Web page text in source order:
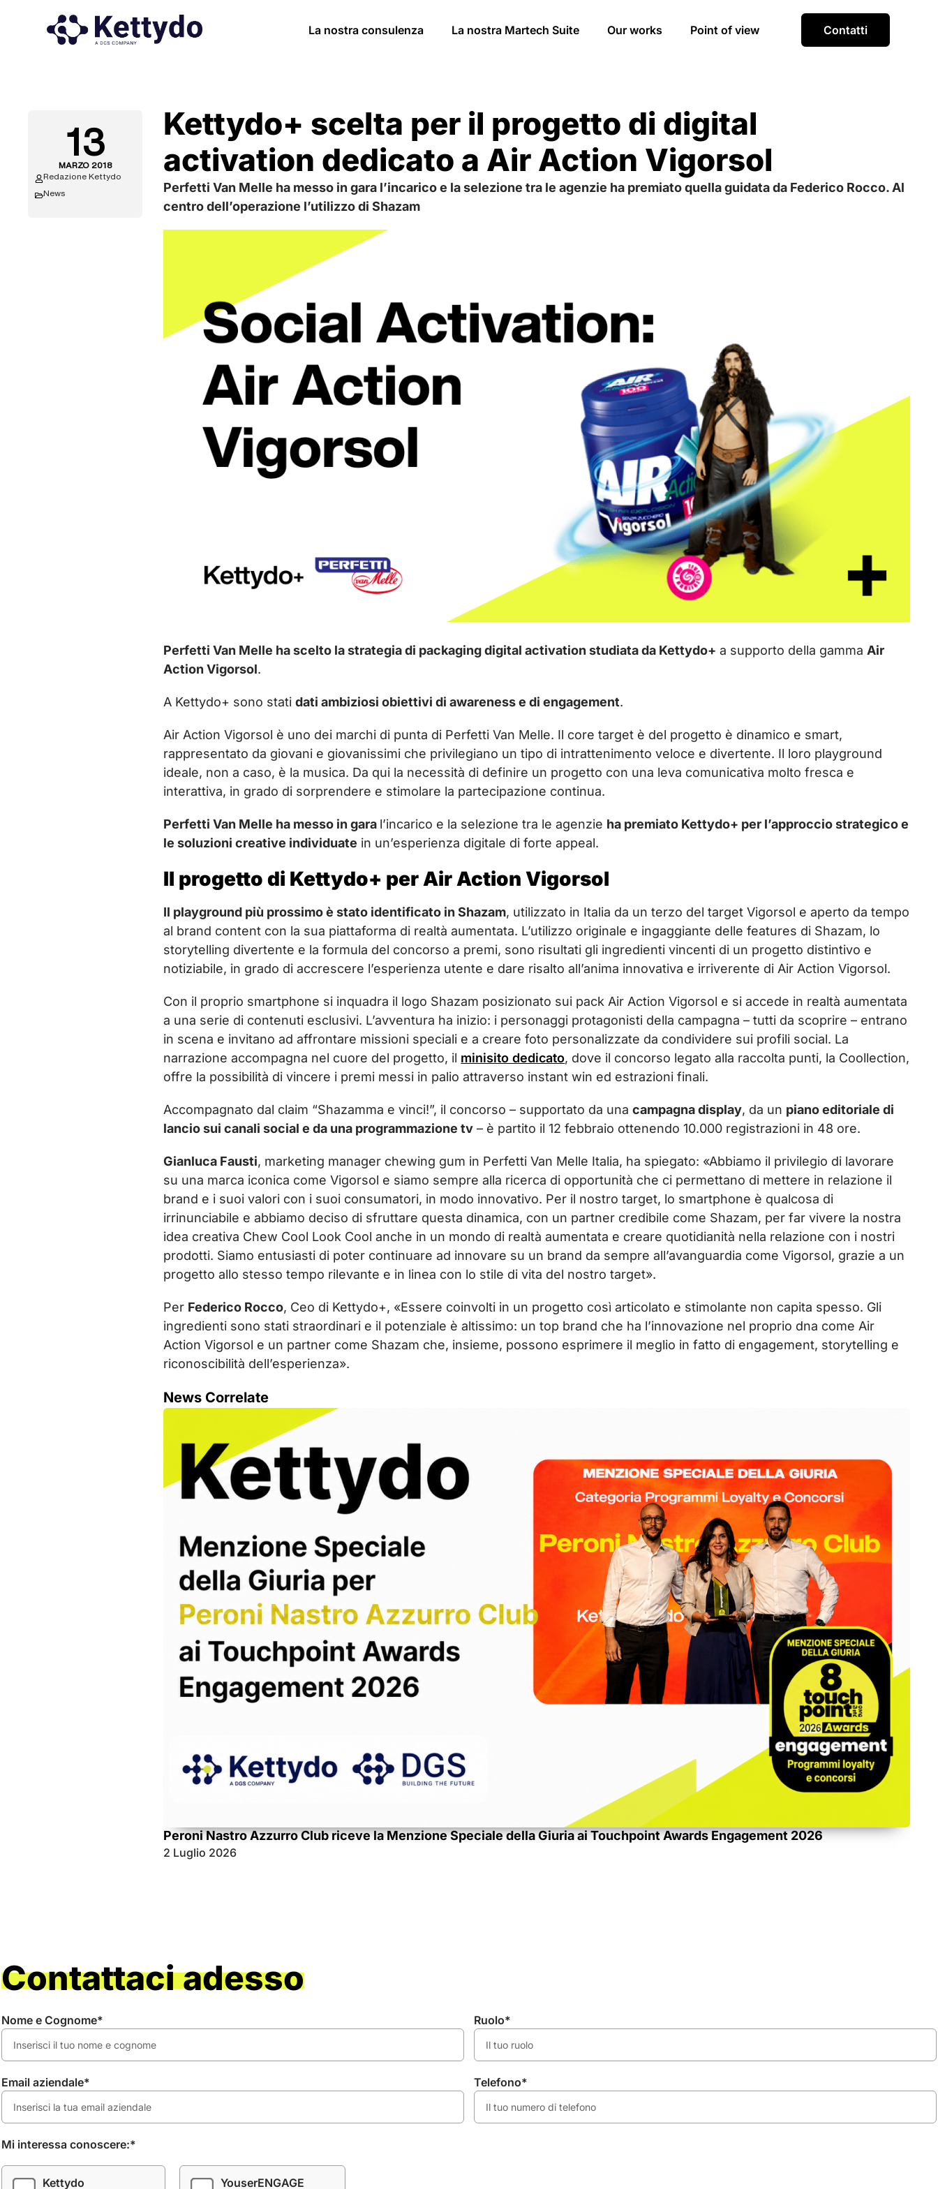
La nostra consulenza La nostra Martech Suite Our works Point of view Contatti
13
MARZO 2018
Redazione Kettydo
News
Kettydo+ scelta per il progetto di digital
activation dedicato a Air Action Vigorsol
Perfetti Van Melle ha messo in gara l’incarico e la selezione tra le agenzie ha premiato quella guidata da Federico Rocco. Al
centro dell’operazione l’utilizzo di Shazam
Perfetti Van Melle ha scelto la strategia di packaging digital activation studiata da Kettydo+ a supporto della gamma Air
Action Vigorsol.
A Kettydo+ sono statidati ambiziosi obiettivi di awareness e di engagement.
Air Action Vigorsol è uno dei marchi di punta di Perfetti Van Melle. Il core target è del progetto è dinamico e smart,
rappresentato da giovani e giovanissimi che privilegiano un tipo di intrattenimento veloce e divertente. Il loro playground
ideale, non a caso, è la musica. Da qui la necessità di definire un progetto con una leva comunicativa molto fresca e
interattiva, in grado di sorprendere e stimolare la partecipazione continua.
Perfetti Van Melle ha messo in gara l’incarico e la selezione tra le agenzie ha premiato Kettydo+ per l’approccio strategico e
le soluzioni creative individuate in un’esperienza digitale di forte appeal.
Il progetto di Kettydo+ per Air Action Vigorsol
Il playground più prossimo è stato identificato in Shazam, utilizzato in Italia da un terzo del target Vigorsol e aperto da tempo
al brand content con la sua piattaforma di realtà aumentata. L’utilizzo originale e ingaggiante delle features di Shazam, lo
storytelling divertente e la formula del concorso a premi, sono risultati gli ingredienti vincenti di un progetto distintivo e
notiziabile, in grado di accrescere l’esperienza utente e dare risalto all’anima innovativa e irriverente di Air Action Vigorsol.
Con il proprio smartphone si inquadra il logo Shazam posizionato sui pack Air Action Vigorsol e si accede in realtà aumentata
a una serie di contenuti esclusivi. L’avventura ha inizio: i personaggi protagonisti della campagna – tutti da scoprire – entrano
in scena e invitano ad affrontare missioni speciali e a creare foto personalizzate da condividere sui profili social. La
narrazione accompagna nel cuore del progetto, il minisito dedicato, dove il concorso legato alla raccolta punti, la Coollection,
offre la possibilità di vincere i premi messi in palio attraverso instant win ed estrazioni finali.
Accompagnato dal claim “Shazamma e vinci!”, il concorso – supportato da unacampagna display, da un piano editoriale di
lancio sui canali social e da una programmazione tv – è partito il 12 febbraio ottenendo 10.000 registrazioni in 48 ore.
Gianluca Fausti, marketing manager chewing gum in Perfetti Van Melle Italia, ha spiegato: «Abbiamo il privilegio di lavorare
su una marca iconica come Vigorsol e siamo sempre alla ricerca di opportunità che ci permettano di mettere in relazione il
brand e i suoi valori con i suoi consumatori, in modo innovativo. Per il nostro target, lo smartphone è qualcosa di
irrinunciabile e abbiamo deciso di sfruttare questa dinamica, con un partner credibile come Shazam, per far vivere la nostra
idea creativa Chew Cool Look Cool anche in un mondo di realtà aumentata e creare quotidianità nella relazione con i nostri
prodotti. Siamo entusiasti di poter continuare ad innovare su un brand da sempre all’avanguardia come Vigorsol, grazie a un
progetto allo stesso tempo rilevante e in linea con lo stile di vita del nostro target».
Per Federico Rocco, Ceo di Kettydo+, «Essere coinvolti in un progetto così articolato e stimolante non capita spesso. Gli
ingredienti sono stati straordinari e il potenziale è altissimo: un top brand che ha l’innovazione nel proprio dna come Air
Action Vigorsol e un partner come Shazam che, insieme, possono esprimere il meglio in fatto di engagement, storytelling e
riconoscibilità dell’esperienza».
News Correlate
Peroni Nastro Azzurro Club riceve la Menzione Speciale della Giuria ai Touchpoint Awards Engagement 2026
2 Luglio 2026
Contattaci adesso
Nome e Cognome* Ruolo*
Email aziendale* Telefono*
Mi interessa conoscere:*
Kettydo YouserENGAGE